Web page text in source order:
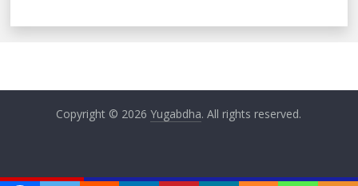
Copyright © 2026Yugabdha. All rights reserved.